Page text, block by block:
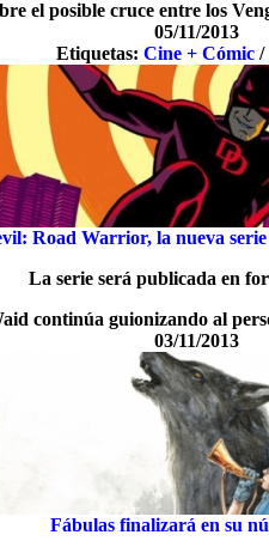
el posible cruce entre los
05/11/2013
Etiquetas:Cine + Cómic /
Road Warrior, la nueva
La serie será publicada en
continúa guionizando al
03/11/2013
Fábulas finalizará en su